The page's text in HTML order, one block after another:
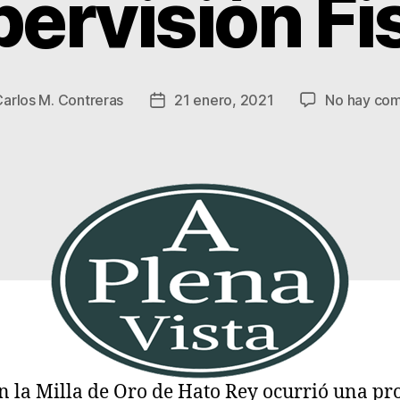
M. Contreras
Fecha21 enero, 2021 No hay
la Milla de Oro de Hato Rey ocurrió una